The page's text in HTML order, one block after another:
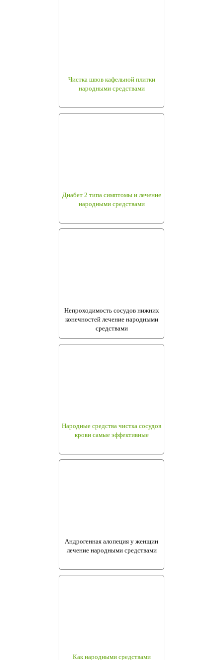
Чистка швов кафельной плитки
народными средствами
Диабет 2 типа симптомы и лечение
народными средствами
Непроходимость сосудов нижних
конечностей лечение народными
средствами
Народные средства чистка сосудов
крови самые эффективные
Андрогенная алопеция у женщин
лечение народными средствами
Как народными средствами